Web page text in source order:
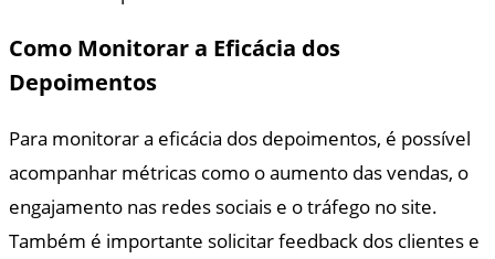
Como Monitorar a Eficácia dos
Depoimentos
Para monitorar a eficácia dos depoimentos, é possível
acompanhar métricas como o aumento das vendas, o
engajamento nas redes sociais e o tráfego no site.
Também é importante solicitar feedback dos clientes e